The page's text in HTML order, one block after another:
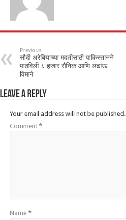
Previous
सौदी अरेबियाच्या मदतीसाठी पाकिस्तानने
पाठविली ८ हजार सैनिक आणि लढाऊ
विमाने
Leave a Reply
Your email address will not be published.
Comment *
Name *